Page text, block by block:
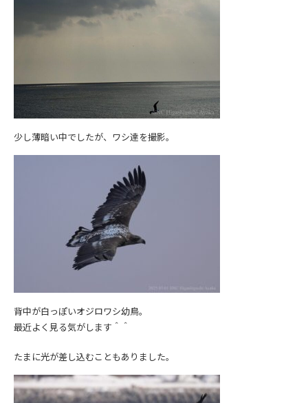
少し薄暗い中でしたが、ワシ達を撮影。
背中が白っぽいオジロワシ幼鳥。
最近よく見る気がします＾＾
たまに光が差し込むこともありました。